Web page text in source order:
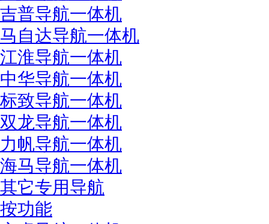
吉普导航一体机
马自达导航一体机
江淮导航一体机
中华导航一体机
标致导航一体机
双龙导航一体机
力帆导航一体机
海马导航一体机
其它专用导航
按功能